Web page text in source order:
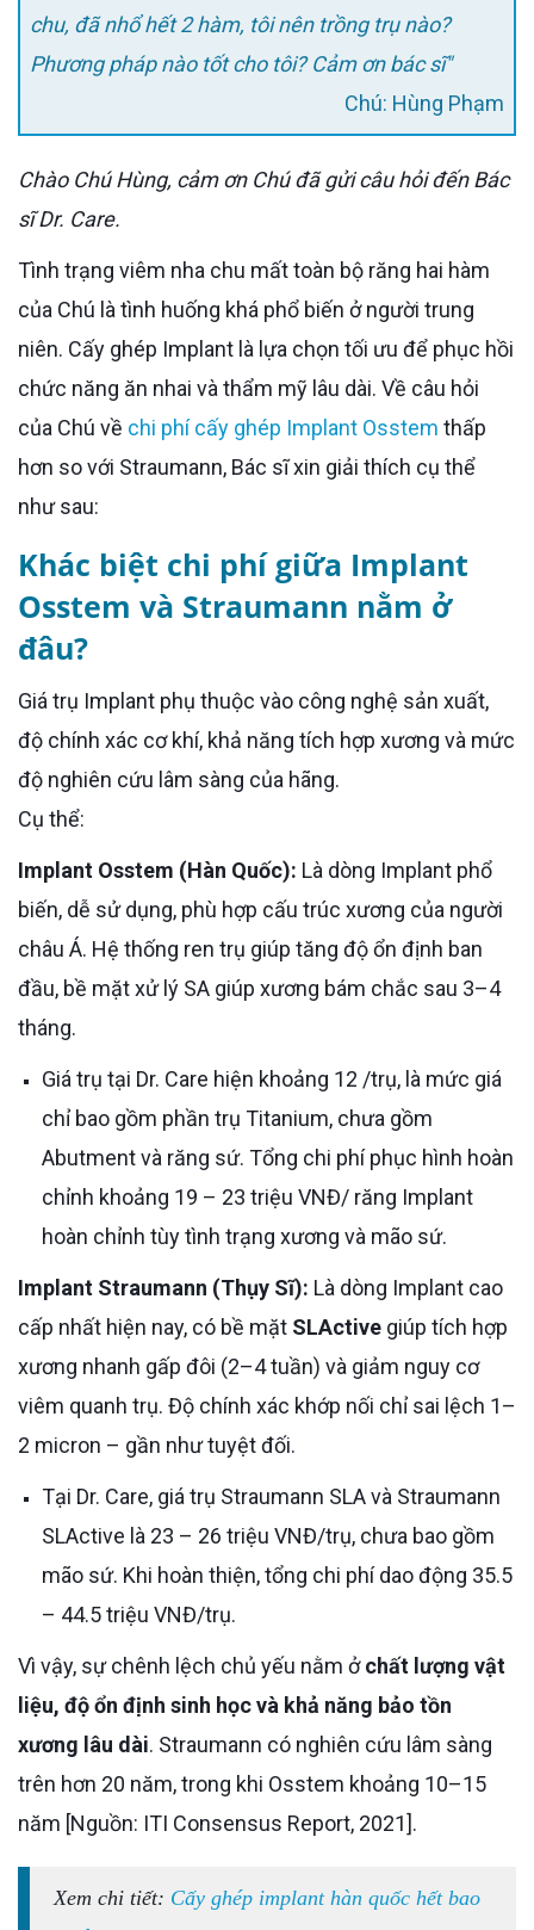
chu, đã nhổ hết 2 hàm, tôi nên trồng trụ nào?
Phương pháp nào tốt cho tôi? Cảm ơn bác sĩ"
Chú: Hùng Phạm
Chào Chú Hùng, cảm ơn Chú đã gửi câu hỏi đến Bác
sĩ Dr. Care.
Tình trạng viêm nha chu mất toàn bộ răng hai hàm
của Chú là tình huống khá phổ biến ở người trung
niên. Cấy ghép Implant là lựa chọn tối ưu để phục hồi
chức năng ăn nhai và thẩm mỹ lâu dài. Về câu hỏi
của Chú về chi phí cấy ghép Implant Osstem thấp
hơn so với Straumann, Bác sĩ xin giải thích cụ thể
như sau:
Khác biệt chi phí giữa Implant
Osstem và Straumann nằm ở
đâu?
Giá trụ Implant phụ thuộc vào công nghệ sản xuất,
độ chính xác cơ khí, khả năng tích hợp xương và mức
độ nghiên cứu lâm sàng của hãng.
Cụ thể:
Implant Osstem (Hàn Quốc): Là dòng Implant phổ
biến, dễ sử dụng, phù hợp cấu trúc xương của người
châu Á. Hệ thống ren trụ giúp tăng độ ổn định ban
đầu, bề mặt xử lý SA giúp xương bám chắc sau 3–4
tháng.
Giá trụ tại Dr. Care hiện khoảng 12 /trụ, là mức giá
chỉ bao gồm phần trụ Titanium, chưa gồm
Abutment và răng sứ. Tổng chi phí phục hình hoàn
chỉnh khoảng 19 – 23 triệu VNĐ/ răng Implant
hoàn chỉnh tùy tình trạng xương và mão sứ.
Implant Straumann (Thụy Sĩ): Là dòng Implant cao
cấp nhất hiện nay, có bề mặt SLActive giúp tích hợp
xương nhanh gấp đôi (2–4 tuần) và giảm nguy cơ
viêm quanh trụ. Độ chính xác khớp nối chỉ sai lệch 1–
2 micron – gần như tuyệt đối.
Tại Dr. Care, giá trụ Straumann SLA và Straumann
SLActive là 23 – 26 triệu VNĐ/trụ, chưa bao gồm
mão sứ. Khi hoàn thiện, tổng chi phí dao động 35.5
– 44.5 triệu VNĐ/trụ.
Vì vậy, sự chênh lệch chủ yếu nằm ởchất lượng vật
liệu, độ ổn định sinh học và khả năng bảo tồn
xương lâu dài. Straumann có nghiên cứu lâm sàng
trên hơn 20 năm, trong khi Osstem khoảng 10–15
năm [Nguồn: ITI Consensus Report, 2021].
Xem chi tiết: Cấy ghép implant hàn quốc hết bao